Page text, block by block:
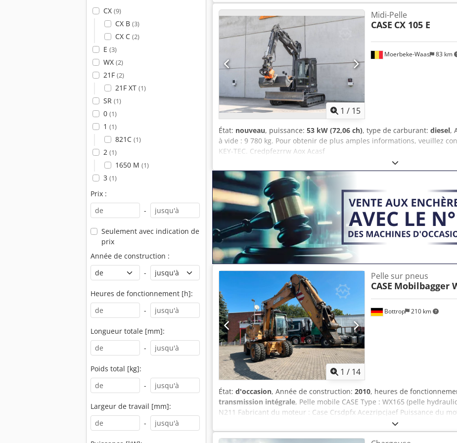
CX (9)
CX B (3)
CX C (2)
E (3)
WX (2)
21F (2)
21F XT (1)
SR (1)
0 (1)
1 (1)
821C (1)
2 (1)
1650 M (1)
3 (1)
Prix :
-
Seulement avec indication de
prix
Année de construction :
-
Heures de fonctionnement [h]:
-
Longueur totale [mm]:
-
Poids total [kg]:
-
Largeur de travail [mm]:
-
informations.
Marquage CE : oui État État technique : très bon État visuel : très bon
demande Garantie Garantie : Première main, carnet d'entretien
- 80 % trains de chaînes - Inclus : 3 godets : 1300 mm, 450 mm et
Système TOPCON 3D de 2021 disponible en option Cedpfsy En Ndox
1 / 15
Moerbeke-Waas 83 km
Midi-Pelle
CASE CX 105 E
État: nouveau, puissance: 53 kW (72,06 ch), type de carburant: diesel,
à vide : 9 780 kg. Pour obtenir de plus amples informations, veuillez
KEY-TEC. Credpfezrrw Aox Acasf
1 / 14
Bottrop 210 km
Pelle sur pneus
CASE Mobilbagger
État: d'occasion, Année de construction: 2010, heures de
transmission intégrale, Pelle mobile CASE Type : WX165 (pelle
N211 Fabricant du moteur : Case Crsdpfx Acezripcjaef Puissance du
fonctionnement : 7 940 h Poids total autorisé : 18 000 kg Longueur de
transport : 1,91 m Hauteur de transport : 2,89 m Couleur : jaune -